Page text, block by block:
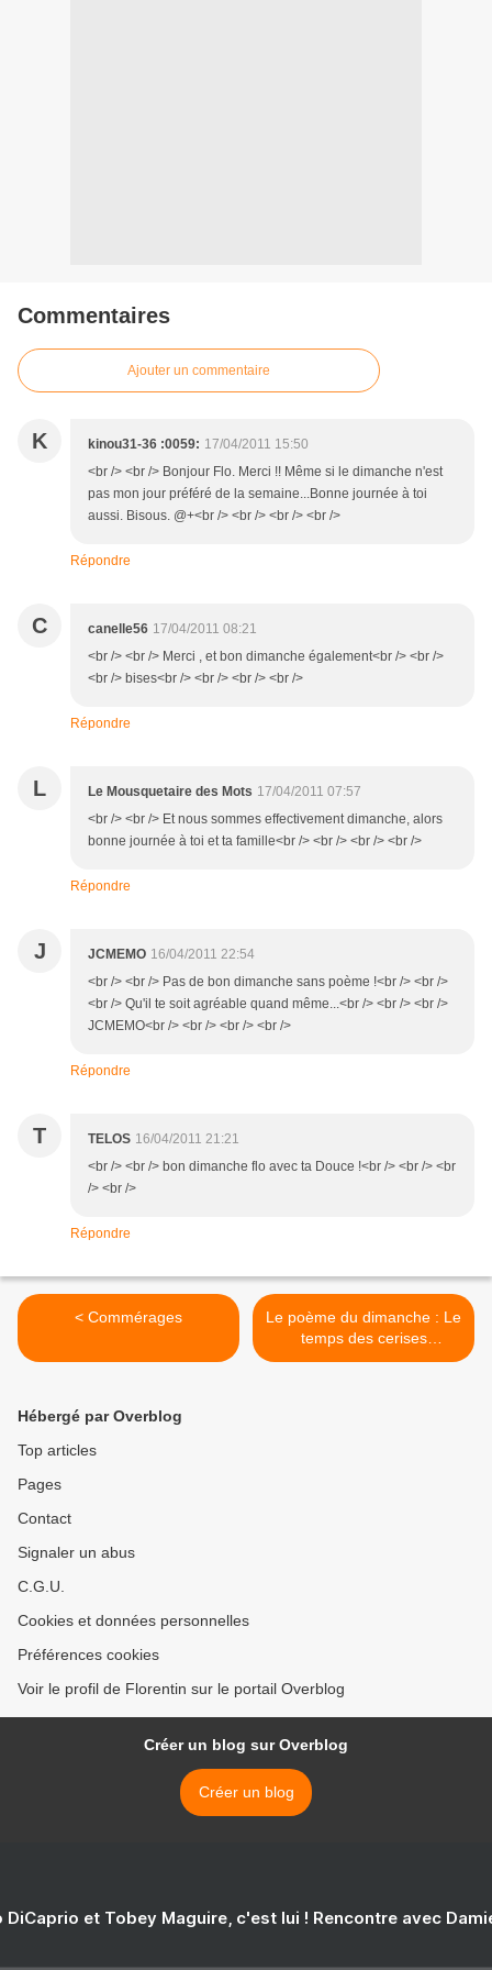
Commentaires
Ajouter un commentaire
K kinou31-36 :0059: 17/04/2011 15:50
<br /> <br /> Bonjour Flo. Merci !! Même si le dimanche n'est
pas mon jour préféré de la semaine...Bonne journée à toi
aussi. Bisous. @+<br /> <br /> <br /> <br />
Répondre
C canelle56 17/04/2011 08:21
<br /> <br /> Merci , et bon dimanche également<br /> <br />
<br /> bises<br /> <br /> <br /> <br />
Répondre
L Le Mousquetaire des Mots 17/04/2011 07:57
<br /> <br /> Et nous sommes effectivement dimanche, alors
bonne journée à toi et ta famille<br /> <br /> <br /> <br />
Répondre
J JCMEMO 16/04/2011 22:54
<br /> <br /> Pas de bon dimanche sans poème !<br /> <br />
<br /> Qu'il te soit agréable quand même...<br /> <br /> <br />
JCMEMO<br /> <br /> <br /> <br />
Répondre
T TELOS 16/04/2011 21:21
<br /> <br /> bon dimanche flo avec ta Douce !<br /> <br /> <br
/> <br />
Répondre
< Commérages
Le poème du dimanche : Le
temps des cerises
(JB.Clément) >
Hébergé par Overblog
Top articles
Pages
Contact
Signaler un abus
C.G.U.
Cookies et données personnelles
Préférences cookies
Voir le profil de Florentin sur le portail Overblog
Créer un blog sur Overblog
Créer un blog
DiCaprio et Tobey Maguire, c'est lui ! Rencontre avec